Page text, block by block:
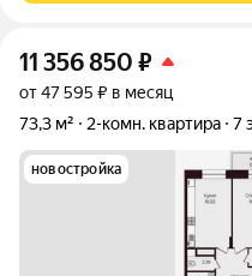
11 356 850 ₽
от 47 595 ₽ в месяц
73,3 м²
2-комн. квартира 7
новостройка